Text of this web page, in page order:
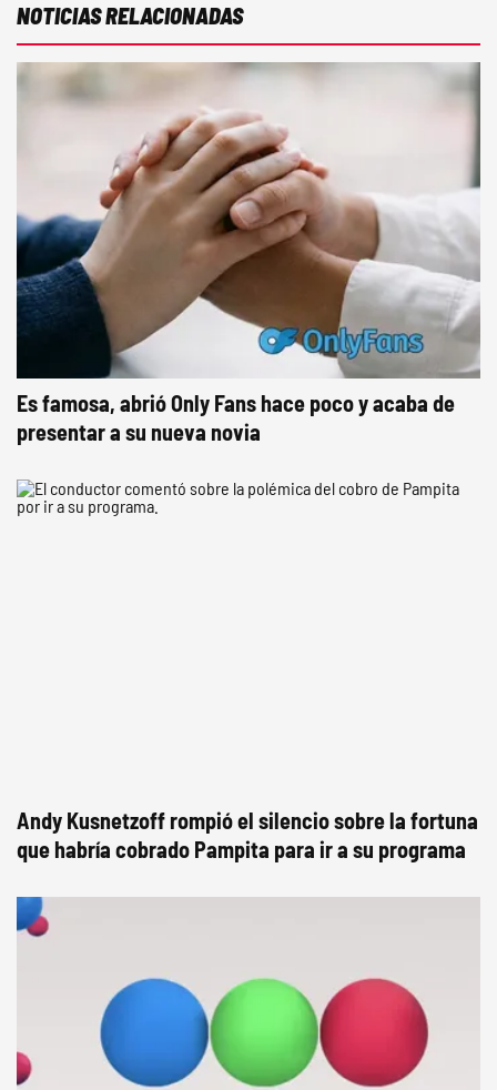
NOTICIAS RELACIONADAS
Es famosa, abrió Only Fans hace poco y acaba de
presentar a su nueva novia
Andy Kusnetzoff rompió el silencio sobre la fortuna
que habría cobrado Pampita para ir a su programa